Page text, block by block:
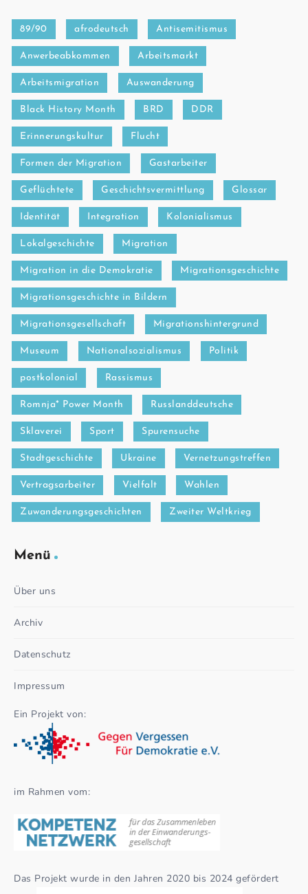
89/90 afrodeutsch Antisemitismus
Anwerbeabkommen Arbeitsmarkt
Arbeitsmigration Auswanderung
Black History Month BRD DDR
Erinnerungskultur Flucht
Formen der Migration Gastarbeiter
Geflüchtete Geschichtsvermittlung Glossar
Identität Integration Kolonialismus
Lokalgeschichte Migration
Migration in die Demokratie Migrationsgeschichte
Migrationsgeschichte in Bildern
Migrationsgesellschaft Migrationshintergrund
Museum Nationalsozialismus Politik
postkolonial Rassismus
Romnja* Power Month Russlanddeutsche
Sklaverei Sport Spurensuche
Stadtgeschichte Ukraine Vernetzungstreffen
Vertragsarbeiter Vielfalt Wahlen
Zuwanderungsgeschichten Zweiter Weltkrieg
Menü
Über uns
Archiv
Datenschutz
Impressum
Ein Projekt von:
im Rahmen vom:
Das Projekt wurde in den Jahren 2020 bis 2024 gefördert